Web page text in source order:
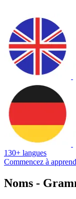
130+ langues
Commencez à
Noms -